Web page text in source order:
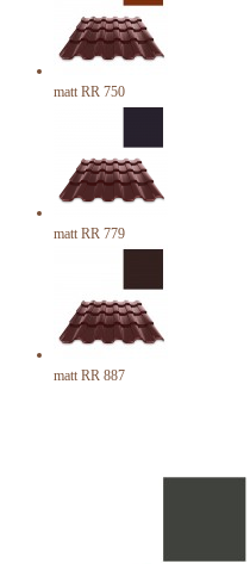
matt RR 750
matt RR 779
matt RR 887